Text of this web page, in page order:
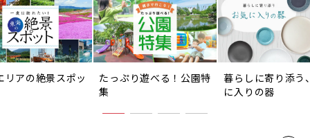
リアの絶景スポッ
たっぷり遊べる！公園特
集
暮らしに寄り添う
に入りの器